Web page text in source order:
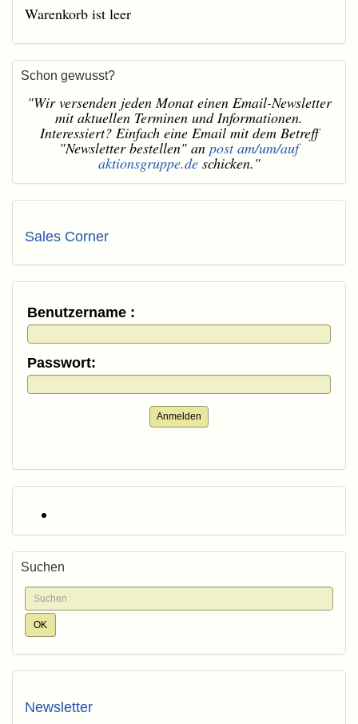
Warenkorb ist leer
Schon gewusst?
"Wir versenden jeden Monat einen Email-Newsletter
mit aktuellen Terminen und Informationen.
Interessiert? Einfach eine Email mit dem Betreff
"Newsletter bestellen" an post am/um/auf
aktionsgruppe.deschicken."
Sales Corner
Benutzername :
Passwort:
Anmelden
Suchen
Newsletter